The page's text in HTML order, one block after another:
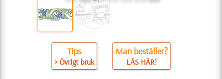
Tips
> Övrigt bruk
Man beställer?
LÄS HÄR!